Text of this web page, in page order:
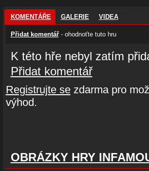
KOMENTÁŘE GALERIE VIDEA
Přidat komentář- ohodnoťte tuto hru
K této hře nebyl zatím
Přidat komentář
Registrujte sezdarma pro
výhod.
OBRÁZKY HRY